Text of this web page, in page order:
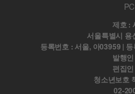
제호 :
서울특별시 용
등록번호 : 서울, 아03959 |
발행
편집
청소년보호
02-